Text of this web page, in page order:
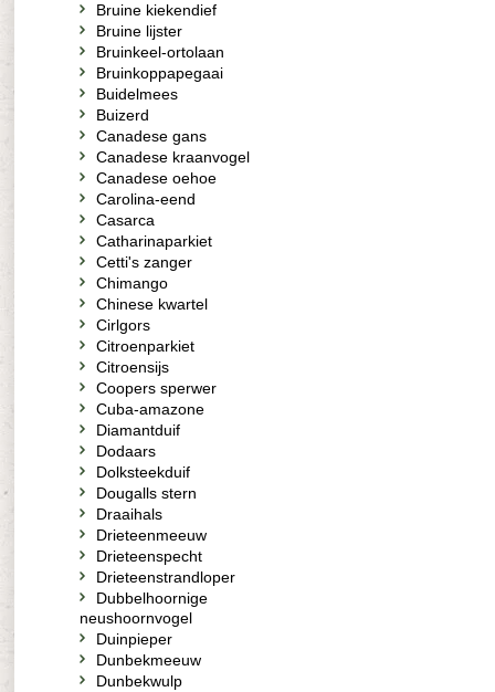
Bruine kiekendief
Bruine lijster
Bruinkeel-ortolaan
Bruinkoppapegaai
Buidelmees
Buizerd
Canadese gans
Canadese kraanvogel
Canadese oehoe
Carolina-eend
Casarca
Catharinaparkiet
Cetti's zanger
Chimango
Chinese kwartel
Cirlgors
Citroenparkiet
Citroensijs
Coopers sperwer
Cuba-amazone
Diamantduif
Dodaars
Dolksteekduif
Dougalls stern
Draaihals
Drieteenmeeuw
Drieteenspecht
Drieteenstrandloper
Dubbelhoornige
neushoornvogel
Duinpieper
Dunbekmeeuw
Dunbekwulp